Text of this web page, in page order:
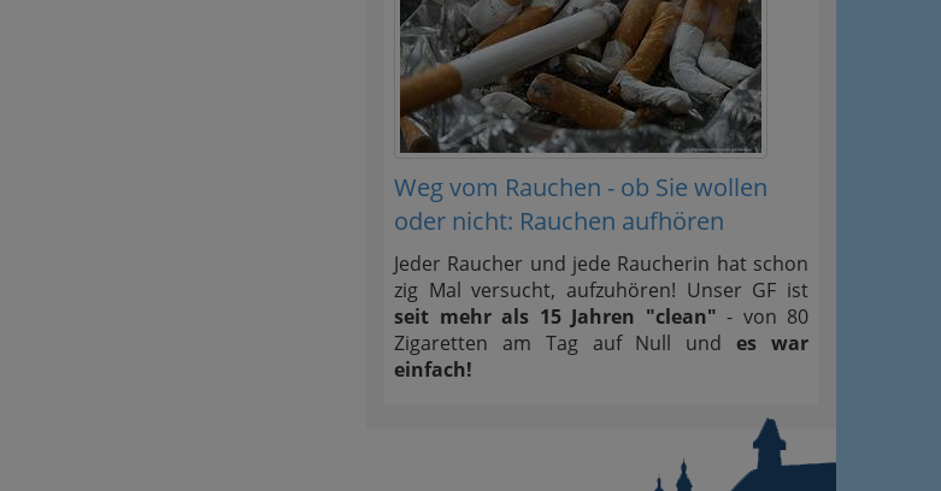
Weg vom Rauchen - ob Sie wollen
oder nicht: Rauchen aufhören
Jeder Raucher und jede Raucherin hat schon
zig Mal versucht, aufzuhören! Unser GF ist
seit mehr als 15 Jahren "clean" - von 80
Zigaretten am Tag auf Null undes war
einfach!